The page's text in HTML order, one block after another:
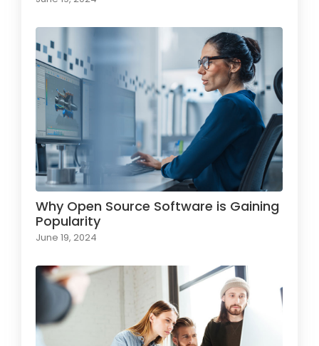
Why Open Source Software is Gaining
Popularity
June 19, 2024